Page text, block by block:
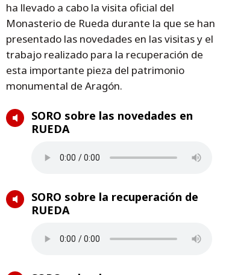
ha llevado a cabo la visita oficial del
Monasterio de Rueda durante la que se han
presentado las novedades en las visitas y el
trabajo realizado para la recuperación de
esta importante pieza del patrimonio
monumental de Aragón.
SORO sobre las novedades en
RUEDA
SORO sobre la recuperación de
RUEDA